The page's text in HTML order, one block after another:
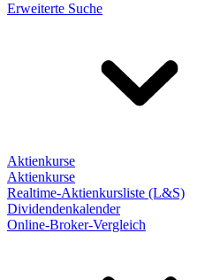
Erweiterte Suche
Aktienkurse
Aktienkurse
Realtime-Aktienkursliste (L&S)
Dividendenkalender
Online-Broker-Vergleich